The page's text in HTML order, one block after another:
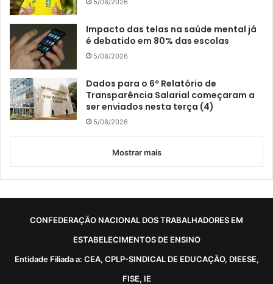
Impacto das telas na saúde mental já
é debatido em 80% das escolas
5/08/2026
Dados para o 6º Relatório de
Transparência Salarial começaram a
ser enviados nesta terça (4)
5/08/2026
Mostrar mais
CONFEDERAÇÃO NACIONAL DOS TRABALHADORES EM
ESTABELECIMENTOS DE ENSINO
Entidade Filiada a: CEA, CPLP-SINDICAL DE EDUCAÇÃO, DIEESE,
FISE, IE